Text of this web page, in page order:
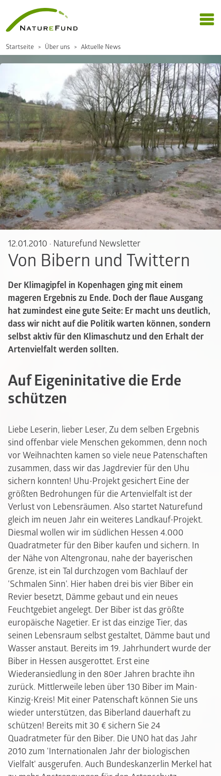
Startseite Über uns Aktuelle News
12.01.2010 · Naturefund Newsletter
Von Bibern und Twittern
Der Klimagipfel in Kopenhagen ging mit einem
mageren Ergebnis zu Ende. Doch der flaue Ausgang
hat zumindest eine gute Seite: Er macht uns deutlich,
dass wir nicht auf die Politik warten können, sondern
selbst aktiv für den Klimaschutz und den Erhalt der
Artenvielfalt werden sollten.
Auf Eigeninitative die Erde
schützen
Liebe Leserin, lieber Leser, Zu dem selben Ergebnis
sind offenbar viele Menschen gekommen, denn noch
vor Weihnachten kamen so viele neue Patenschaften
zusammen, dass wir das Jagdrevier für den Uhu
sichern konnten! Uhu-Projekt gesichert Eine der
größten Bedrohungen für die Artenvielfalt ist der
Verlust von Lebensräumen. Also startet Naturefund
gleich im neuen Jahr ein weiteres Landkauf-Projekt.
Diesmal wollen wir im südlichen Hessen 4.000
Quadratmeter für den Biber kaufen und sichern. In
der Nähe von Altengronau, nahe der bayerischen
Grenze, ist ein Tal durchzogen vom Bachlauf der
'Schmalen Sinn'. Hier haben drei bis vier Biber ein
Revier besetzt, Dämme gebaut und ein neues
Feuchtgebiet angelegt. Der Biber ist das größte
europäische Nagetier. Er ist das einzige Tier, das
seinen Lebensraum selbst gestaltet, Dämme baut und
Wasser anstaut. Bereits im 19. Jahrhundert wurde der
Biber in Hessen ausgerottet. Erst eine
Wiederansiedlung in den 80er Jahren brachte ihn
zurück. Mittlerweile leben über 130 Biber im Main-
Kinzig-Kreis! Mit einer Patenschaft können Sie uns
wieder unterstützen, das Biberland dauerhaft zu
schützen! Bereits mit 30 € sichern Sie 24
Quadratmeter für den Biber. Die UNO hat das Jahr
2010 zum 'Internationalen Jahr der biologischen
Vielfalt' ausgerufen. Auch Bundeskanzerlin Merkel hat